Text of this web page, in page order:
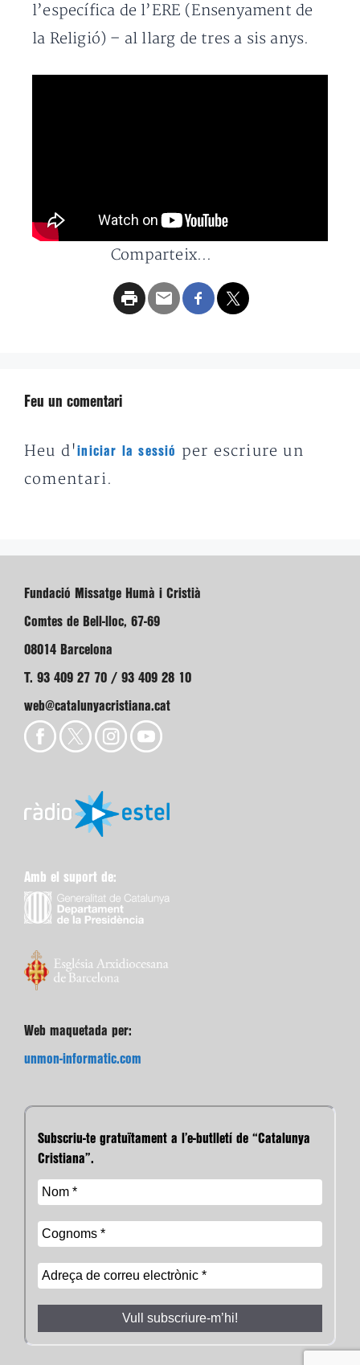
l’específica de l’ERE (Ensenyament de
la Religió) – al llarg de tres a sis anys.
Comparteix...
Feu un comentari
Heu d'iniciar la sessió
per escriure un
comentari.
Fundació Missatge Humà i Cristià
Comtes de Bell-lloc, 67-69
08014 Barcelona
T. 93 409 27 70 / 93 409 28 10
web@catalunyacristiana.cat
Amb el suport de:
Web maquetada per:
unmon-informatic.com
Subscriu-te gratuïtament a l’e-butlletí de “Catalunya
Cristiana”.